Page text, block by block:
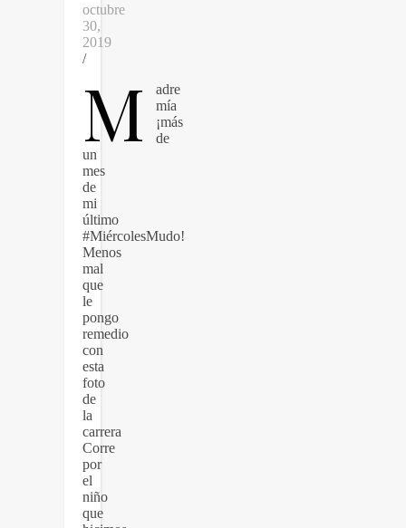
octubre
30,
2019
/
M
adre
mía
¡más
de
un
mes
de
mi
último
#MiércolesMudo!
Menos
mal
que
le
pongo
remedio
con
esta
foto
de
la
carrera
Corre
por
el
niño
que